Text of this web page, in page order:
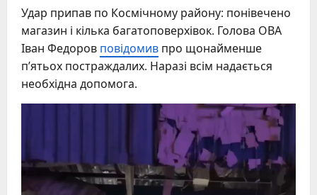
Удар припав по Космічному району: понівечено
магазин і кілька багатоповерхівок. Голова ОВА
Іван Федоров повідомив про щонайменше
п’ятьох постраждалих. Наразі всім надається
необхідна допомога.